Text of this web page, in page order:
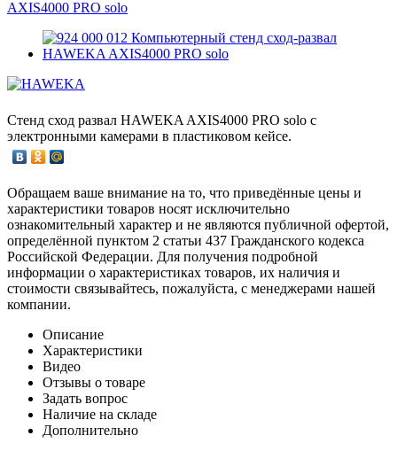
Стенд сход развал HAWEKA AXIS4000 PRO solo с
электронными камерами в пластиковом кейсе.
Обращаем ваше внимание на то, что приведённые цены и
характеристики товаров носят исключительно
ознакомительный характер и не являются публичной офертой,
определённой пунктом 2 статьи 437 Гражданского кодекса
Российской Федерации. Для получения подробной
информации о характеристиках товаров, их наличия и
стоимости связывайтесь, пожалуйста, с менеджерами нашей
компании.
Описание
Характеристики
Видео
Отзывы о товаре
Задать вопрос
Наличие на складе
Дополнительно